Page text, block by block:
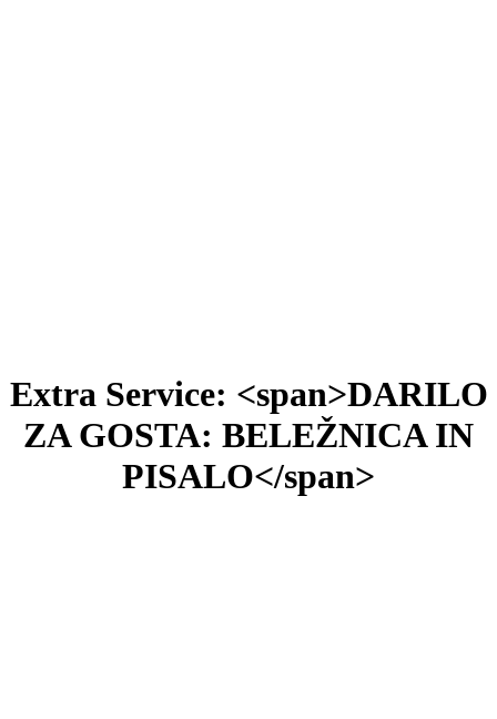
Extra Service: <span>DARILO
ZA GOSTA: BELEŽNICA IN
PISALO</span>